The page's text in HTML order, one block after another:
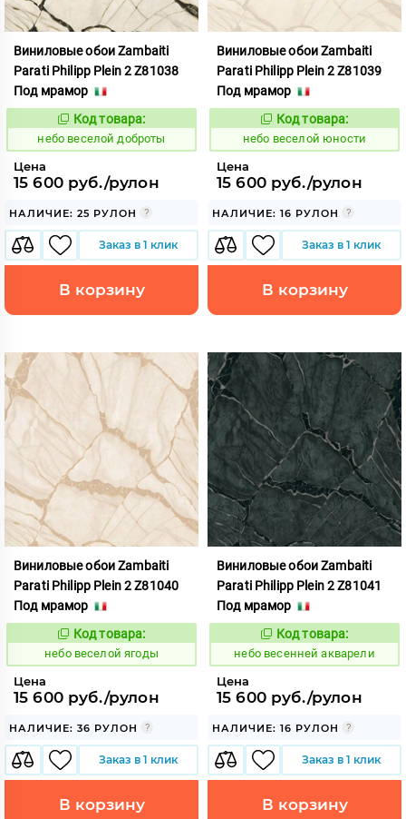
Виниловые обои Zambaiti
Parati Philipp Plein 2 Z81038
Под мрамор
1110622
Код товара:
небо веселой доброты
Цена
15 600 руб./рулон
НАЛИЧИЕ: 25 РУЛОН
Заказ в 1 клик
В корзину
Виниловые обои Zambaiti
Parati Philipp Plein 2 Z81039
Под мрамор
1110623
Код товара:
небо веселой юности
Цена
15 600 руб./рулон
НАЛИЧИЕ: 16 РУЛОН
Заказ в 1 клик
В корзину
Виниловые обои Zambaiti
Parati Philipp Plein 2 Z81040
Под мрамор
1110624
Код товара:
небо веселой ягоды
Цена
15 600 руб./рулон
НАЛИЧИЕ: 36 РУЛОН
Заказ в 1 клик
В корзину
Виниловые обои Zambaiti
Parati Philipp Plein 2 Z81041
Под мрамор
1110625
Код товара:
небо весенней акварели
Цена
15 600 руб./рулон
НАЛИЧИЕ: 16 РУЛОН
Заказ в 1 клик
В корзину